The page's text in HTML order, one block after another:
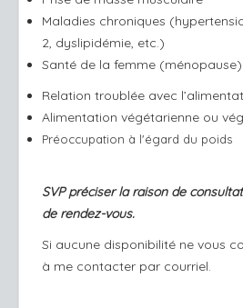
Maladies chroniques
2, dyslipidémie, etc.)
Santé de la femme (ménopause)
Relation troublée avec
Alimentation végétarienne ou
Préoccupation à l'égard du poids
SVP préciser la raison de
de rendez-vous.
Si aucune disponibilité ne vous
à me contacter par courriel.